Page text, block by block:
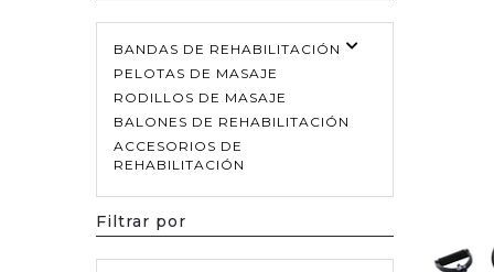
BANDAS DE REHABILITACIÓN
PELOTAS DE MASAJE
RODILLOS DE MASAJE
BALONES DE REHABILITACIÓN
ACCESORIOS DE
REHABILITACIÓN
Filtrar por